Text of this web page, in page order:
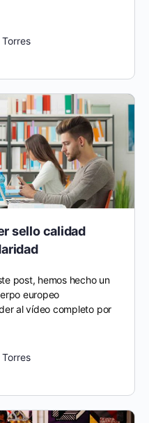
sello calidad
post, hemos hecho un
europeo
al vídeo completo por